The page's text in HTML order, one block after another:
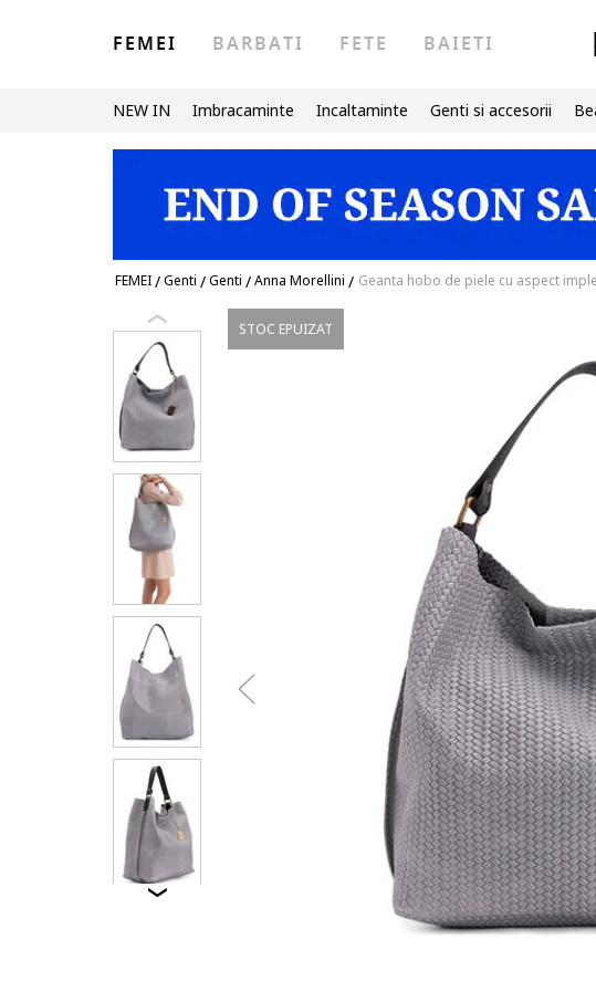
FEMEI BARBATI FETE BAIETI
NEW IN Imbracaminte Incaltaminte Genti si accesorii
FEMEI/Genti /Genti /Anna Morellini / Geanta hobo de piele cu aspect
STOC EPUIZAT